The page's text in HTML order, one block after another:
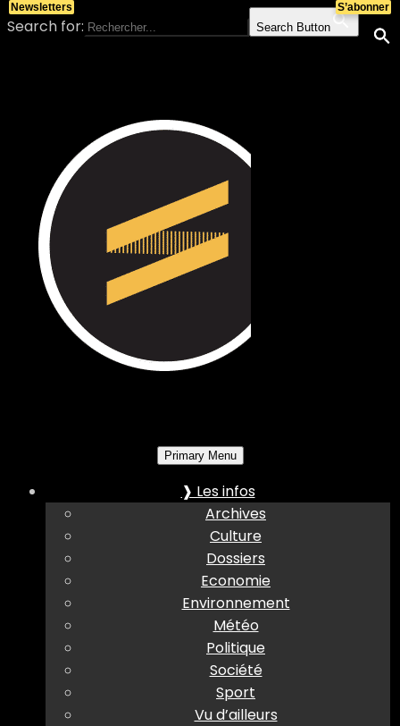
Search for: Search Button
Primary Menu
❱ Les infos
Archives
Culture
Dossiers
Economie
Environnement
Météo
Politique
Société
Sport
Vu d’ailleurs
S’abonner
Newsletters